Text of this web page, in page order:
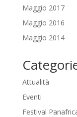
Maggio 2017
Maggio 2016
Maggio 2014
Attualità
Eventi
Festival